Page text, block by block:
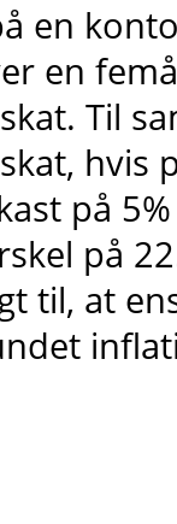
en
en
Til
hvis
på
på
til, at